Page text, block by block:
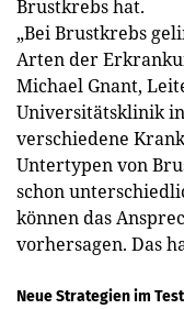
Brustkrebs hat.
„Bei Brustkrebs
Arten der
Michael Gnant,
Universitätsklinik
verschiedene
Untertypen von
schon
können das
vorhersagen. Das
Neue Strategien im Test